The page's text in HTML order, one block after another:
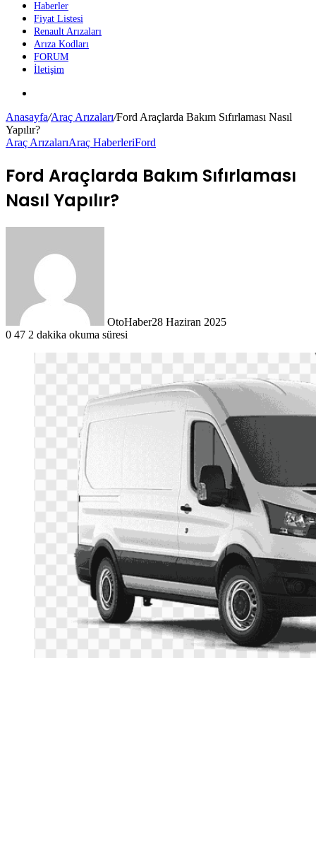
Haberler
Fiyat Listesi
Renault Arızaları
Arıza Kodları
FORUM
İletişim
değiştir
Anasayfa/Araç Arızaları/Ford Araçlarda Bakım Sıfırlaması Nasıl
Yapılır?
Araç ArızalarıAraç HaberleriFord
Ford Araçlarda Bakım Sıfırlaması
Nasıl Yapılır?
OtoHaber28 Haziran 2025
0 47 2 dakika okuma süresi